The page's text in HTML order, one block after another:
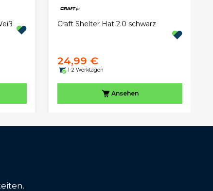
Craft Shelter Hat 2.0 schwarz
24,99 €
1-2 Werktagen
Ansehen